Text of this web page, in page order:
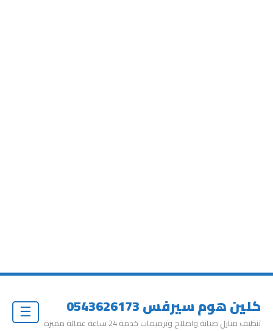
كلين هوم سيرفس 0543626173
تنظيف منازل صيانة واصلاح وترميمات خدمة 24 ساعة عمالة مميزة